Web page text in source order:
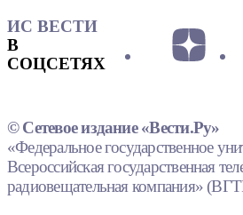
ИС ВЕСТИ
В
СОЦСЕТЯХ
© Сетевое издание «Вести.Ру»
«Федеральное государственное
Всероссийская государственная
радиовещательная компания»